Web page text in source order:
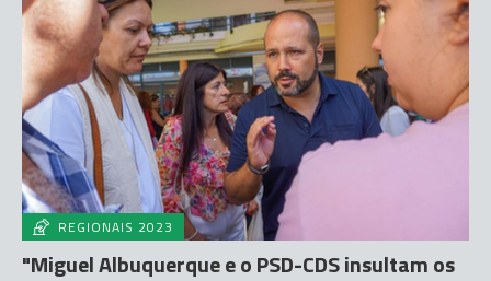
REGIONAIS 2023
"Miguel Albuquerque e o PSD-CDS insultam os